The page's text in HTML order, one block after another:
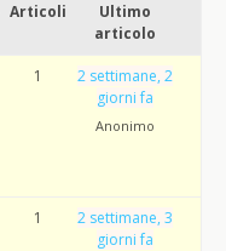
Articoli
Ultimo
articolo
1
2 settimane, 2
giorni fa
Anonimo
1
2 settimane, 3
giorni fa